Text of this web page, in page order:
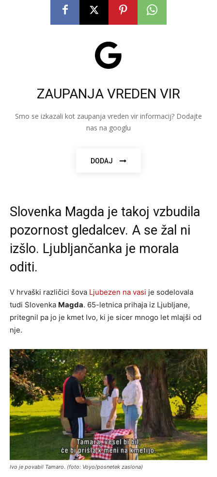
ZAUPANJA VREDEN VIR
Smo se izkazali kot zaupanja vreden vir informacij? Dodajte
nas na googlu
DODAJ
Slovenka Magda je takoj vzbudila
pozornost gledalcev. A se žal ni
izšlo. Ljubljančanka je morala
oditi.
V hrvaški različici šova Ljubezen na vasi je sodelovala
tudi Slovenka Magda. 65-letnica prihaja iz Ljubljane,
pritegnil pa jo je kmet Ivo, ki je sicer mnogo let mlajši od
nje.
Ivo je povabil Tamaro. (foto: Voyo/posnetek zaslona)